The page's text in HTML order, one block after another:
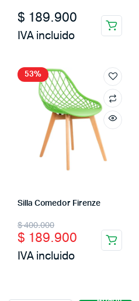
$ 189.900
IVA incluido
53%
Silla Comedor Firenze
$400.000
Original
price
was:
$ 189.900
Current
price
is:
IVA incluido